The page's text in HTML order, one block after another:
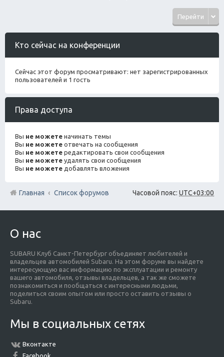
Перейти
Кто сейчас на конференции
Сейчас этот форум просматривают: нет зарегистрированных
пользователей и 1 гость
Права доступа
Вы не можете начинать темы
Вы не можете отвечать на сообщения
Вы не можете редактировать свои сообщения
Вы не можете удалять свои сообщения
Вы не можете добавлять вложения
Часовой пояс: UTC+03:00
Главная Список форумов
О нас
SUBARU Клуб Санкт-Петербург объединяет любителей и
владельцев автомобилей Subaru. На этом форуме вы найдете
интересующую вас информацию по эксплуатации и ремонту
вашего автомобиля, отзывы владельцев, а так же сможете
познакомиться и пообщаться с интересными людьми,
поделиться своим опытом или просто оставить отзывы о
Subaru.
Мы в социальных сетях
Вконтакте
Facebook